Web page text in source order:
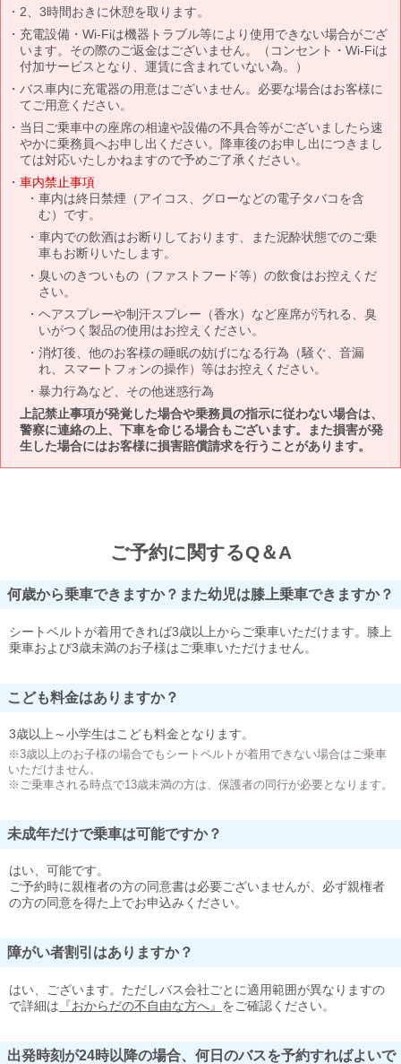
2、3時間おきに休憩を取ります。
充電設備・Wi-Fiは機器トラブル等により使用できない場合がござ
います。その際のご返金はございません。（コンセント・Wi-Fiは
付加サービスとなり、運賃に含まれていない為。）
バス車内に充電器の用意はございません。必要な場合はお客様に
てご用意ください。
当日ご乗車中の座席の相違や設備の不具合等がございましたら速
やかに乗務員へお申し出ください。降車後のお申し出につきまし
ては対応いたしかねますので予めご了承ください。
車内禁止事項
車内は終日禁煙（アイコス、グローなどの電子タバコを含
む）です。
車内での飲酒はお断りしております、また泥酔状態でのご乗
車もお断りいたします。
臭いのきついもの（ファストフード等）の飲食はお控えくだ
さい。
ヘアスプレーや制汗スプレー（香水）など座席が汚れる、臭
いがつく製品の使用はお控えください。
消灯後、他のお客様の睡眠の妨げになる行為（騒ぐ、音漏
れ、スマートフォンの操作）等はお控えください。
暴力行為など、その他迷惑行為
上記禁止事項が発覚した場合や乗務員の指示に従わない場合は、
警察に連絡の上、下車を命じる場合もございます。また損害が発
生した場合にはお客様に損害賠償請求を行うことがあります。
ご予約に関するQ＆A
何歳から乗車できますか？また幼児は膝上乗車できますか？
シートベルトが着用できれば3歳以上からご乗車いただけます。膝上
乗車および3歳未満のお子様はご乗車いただけません。
こども料金はありますか？
3歳以上～小学生はこども料金となります。
※3歳以上のお子様の場合でもシートベルトが着用できない場合はご乗車
いただけません。
※ご乗車される時点で13歳未満の方は、保護者の同行が必要となります。
未成年だけで乗車は可能ですか？
はい、可能です。
ご予約時に親権者の方の同意書は必要ございませんが、必ず親権者
の方の同意を得た上でお申込みください。
障がい者割引はありますか？
はい、ございます。ただしバス会社ごとに適用範囲が異なりますの
で詳細は 『おからだの不自由な方へ』 をご確認ください。
出発時刻が24時以降の場合、何日のバスを予約すればよいで